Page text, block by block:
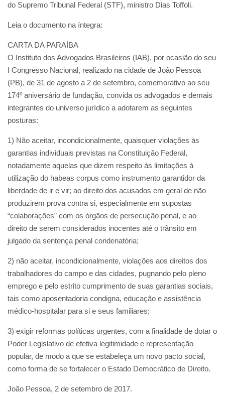
do Supremo Tribunal Federal (STF), ministro Dias Toffoli.
Leia o documento na íntegra:
CARTA DA PARAÍBA
O Instituto dos Advogados Brasileiros (IAB), por ocasião do seu
I Congresso Nacional, realizado na cidade de João Pessoa
(PB), de 31 de agosto a 2 de setembro, comemorativo ao seu
174º aniversário de fundação, convida os advogados e demais
integrantes do universo jurídico a adotarem as seguintes
posturas:
1) Não aceitar, incondicionalmente, quaisquer violações às
garantias individuais previstas na Constituição Federal,
notadamente aquelas que dizem respeito às limitações à
utilização do habeas corpus como instrumento garantidor da
liberdade de ir e vir; ao direito dos acusados em geral de não
produzirem prova contra si, especialmente em supostas
“colaborações” com os órgãos de persecução penal, e ao
direito de serem considerados inocentes até o trânsito em
julgado da sentença penal condenatória;
2) não aceitar, incondicionalmente, violações aos direitos dos
trabalhadores do campo e das cidades, pugnando pelo pleno
emprego e pelo estrito cumprimento de suas garantias sociais,
tais como aposentadoria condigna, educação e assistência
médico-hospitalar para si e seus familiares;
3) exigir reformas políticas urgentes, com a finalidade de dotar o
Poder Legislativo de efetiva legitimidade e representação
popular, de modo a que se estabeleça um novo pacto social,
como forma de se fortalecer o Estado Democrático de Direito.
João Pessoa, 2 de setembro de 2017.